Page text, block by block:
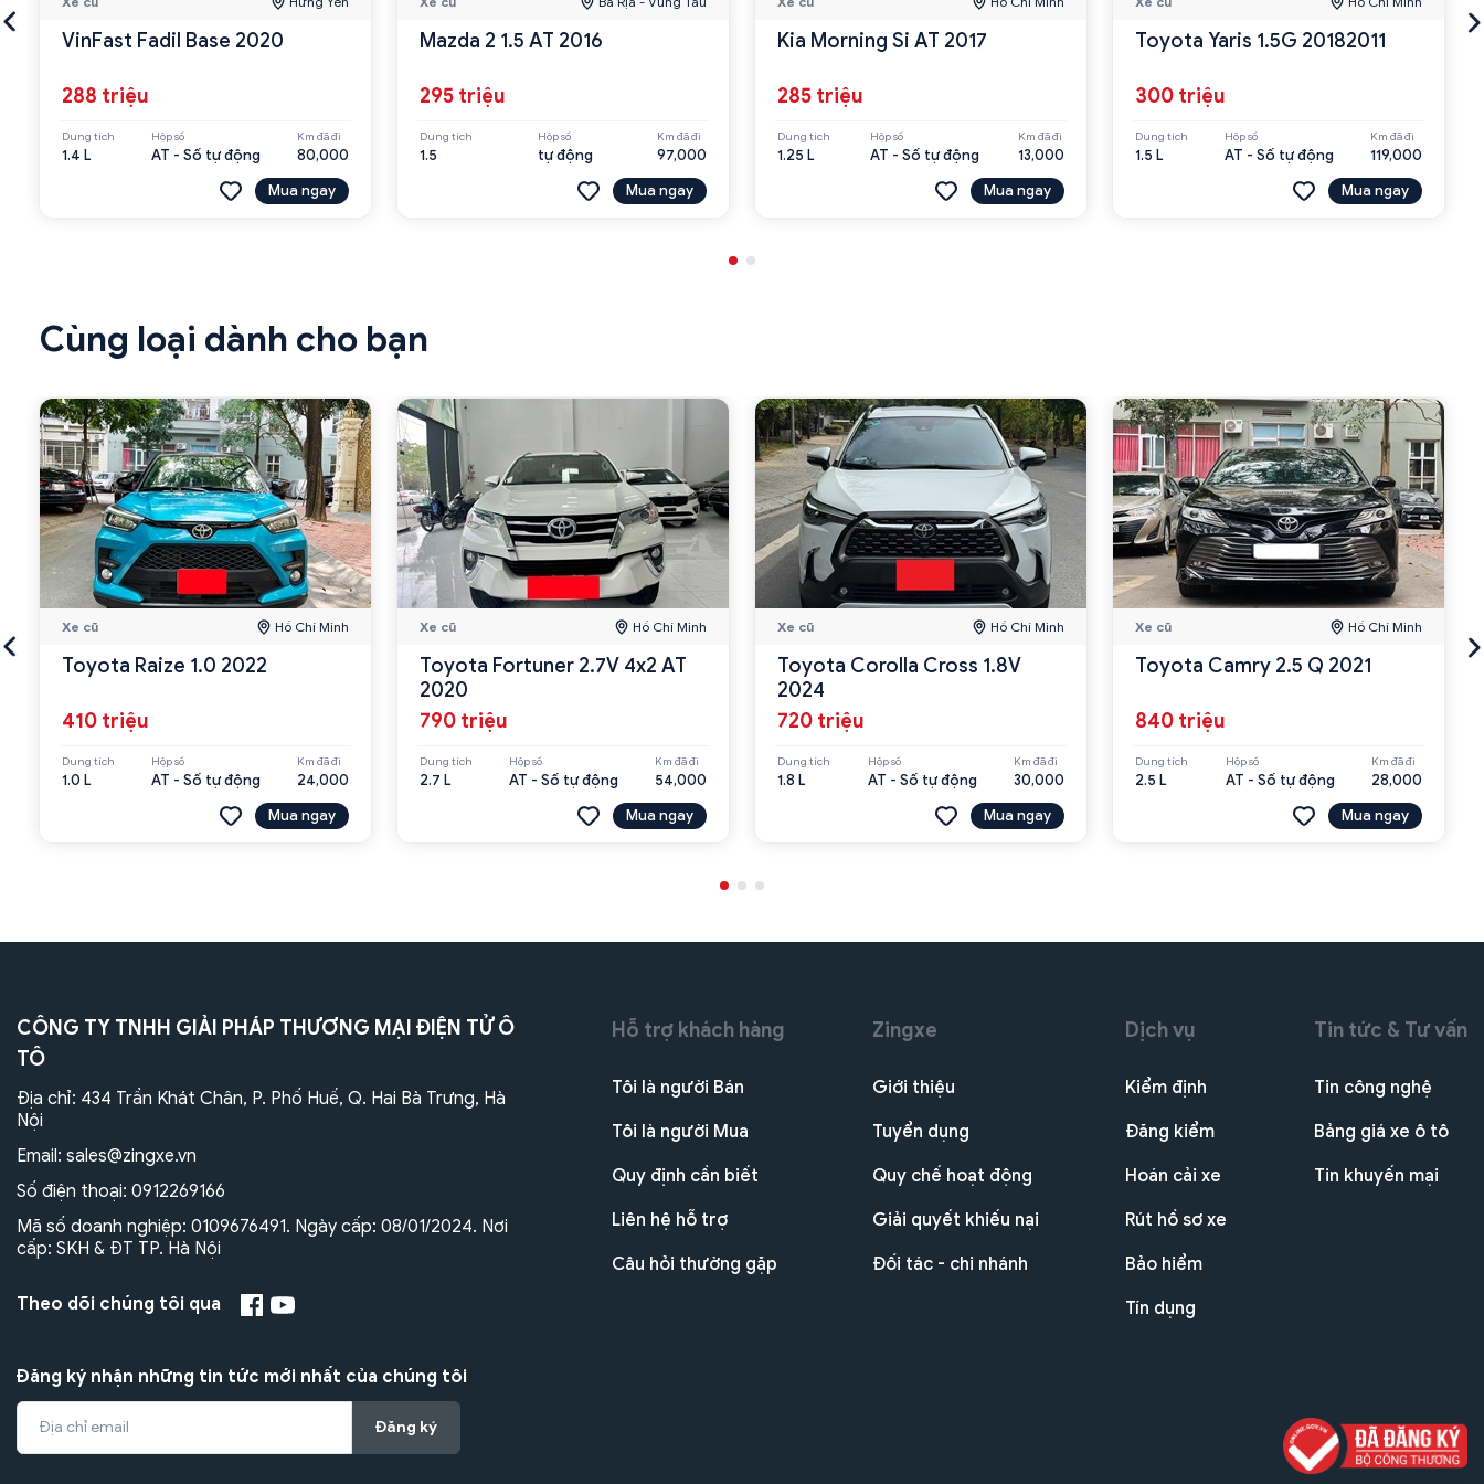
VinFast Fadil Base 2020
288 triệu
Dung tích
1.4 L
Hộp số
AT - Số tự động
Km đã đi
80,000
Mua ngay
Mazda 2 1.5 AT 2016
295 triệu
Dung tích
1.5
Hộp số
tự động
Km đã đi
97,000
Mua ngay
Kia Morning Si AT 2017
285 triệu
Dung tích
1.25 L
Hộp số
AT - Số tự động
Km đã đi
13,000
Mua ngay
Toyota Yaris 1.5G 20182011
300 triệu
Dung tích
1.5 L
Hộp số
AT - Số tự động
Km đã đi
119,000
Mua ngay
Cùng loại dành cho bạn
Xe cũ Hồ Chí Minh
Toyota Raize 1.0 2022
410 triệu
Dung tích
1.0 L
Hộp số
AT - Số tự động
Km đã đi
24,000
Mua ngay
Xe cũ Hồ Chí Minh
Toyota Fortuner 2.7V 4x2 AT
2020
790 triệu
Dung tích
2.7 L
Hộp số
AT - Số tự động
Km đã đi
54,000
Mua ngay
Xe cũ Hồ Chí Minh
Toyota Corolla Cross 1.8V
2024
720 triệu
Dung tích
1.8 L
Hộp số
AT - Số tự động
Km đã đi
30,000
Mua ngay
Xe cũ Hồ Chí Minh
Toyota Camry 2.5 Q 2021
840 triệu
Dung tích
2.5 L
Hộp số
AT - Số tự động
Km đã đi
28,000
Mua ngay
CÔNG TY TNHH GIẢI PHÁP THƯƠNG MẠI ĐIỆN TỬ Ô
TÔ
Địa chỉ: 434 Trần Khát Chân, P. Phố Huế, Q. Hai Bà Trưng, Hà
Nội
Email: sales@zingxe.vn
Số điện thoại: 0912269166
Mã số doanh nghiệp: 0109676491. Ngày cấp: 08/01/2024. Nơi
cấp: SKH & ĐT TP. Hà Nội
Theo dõi chúng tôi qua
Đăng ký nhận những tin tức mới nhất của chúng tôi
Đăng ký
Hỗ trợ khách hàng
Tôi là người Bán
Tôi là người Mua
Quy định cần biết
Liên hệ hỗ trợ
Câu hỏi thường gặp
Zingxe
Giới thiệu
Tuyển dụng
Quy chế hoạt động
Giải quyết khiếu nại
Đối tác - chi nhánh
Dịch vụ
Kiểm định
Đăng kiểm
Hoán cải xe
Rút hồ sơ xe
Bảo hiểm
Tín dụng
Tin tức & Tư vấn
Tin công nghệ
Bảng giá xe ô tô
Tin khuyến mại